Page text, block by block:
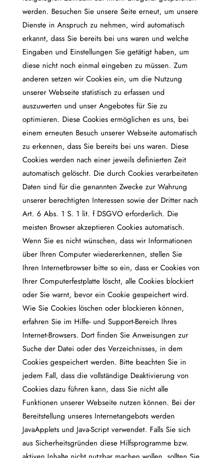
werden. Besuchen Sie unsere Seite erneut, um unsere
Dienste in Anspruch zu nehmen, wird automatisch
erkannt, dass Sie bereits bei uns waren und welche
Eingaben und Einstellungen Sie getätigt haben, um
diese nicht noch einmal eingeben zu müssen. Zum
anderen setzen wir Cookies ein, um die Nutzung
unserer Webseite statistisch zu erfassen und
auszuwerten und unser Angebotes für Sie zu
optimieren. Diese Cookies ermöglichen es uns, bei
einem erneuten Besuch unserer Webseite automatisch
zu erkennen, dass Sie bereits bei uns waren. Diese
Cookies werden nach einer jeweils definierten Zeit
automatisch gelöscht. Die durch Cookies verarbeiteten
Daten sind für die genannten Zwecke zur Wahrung
unserer berechtigten Interessen sowie der Dritter nach
Art. 6 Abs. 1 S. 1 lit. f DSGVO erforderlich. Die
meisten Browser akzeptieren Cookies automatisch.
Wenn Sie es nicht wünschen, dass wir Informationen
über Ihren Computer wiedererkennen, stellen Sie
Ihren Internetbrowser bitte so ein, dass er Cookies von
Ihrer Computerfestplatte löscht, alle Cookies blockiert
oder Sie warnt, bevor ein Cookie gespeichert wird.
Wie Sie Cookies löschen oder blockieren können,
erfahren Sie im Hilfe- und Support-Bereich Ihres
Internet-Browsers. Dort finden Sie Anweisungen zur
Suche der Datei oder des Verzeichnisses, in dem
Cookies gespeichert werden. Bitte beachten Sie in
jedem Fall, dass die vollständige Deaktivierung von
Cookies dazu führen kann, dass Sie nicht alle
Funktionen unserer Webseite nutzen können. Bei der
Bereitstellung unseres Internetangebots werden
JavaApplets und Java-Script verwendet. Falls Sie sich
aus Sicherheitsgründen diese Hilfsprogramme bzw.